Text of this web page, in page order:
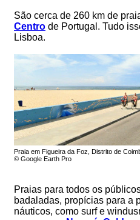
São cerca de 260 km de
Centro de Portugal. Tudo
Lisboa.
Praia em Figueira da Foz, Distrito de
© Google Earth Pro
Praias para todos os
badaladas, propícias para a
náuticos, como surf e